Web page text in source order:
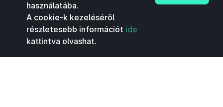
használatába.
A cookie-k kezeléséről
részletesebb információt ide
kattintva olvashat.